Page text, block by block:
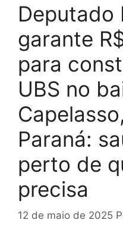
Deputado
garante
para
UBS no
Paraná:
perto de
precisa
12 de maio de 2025